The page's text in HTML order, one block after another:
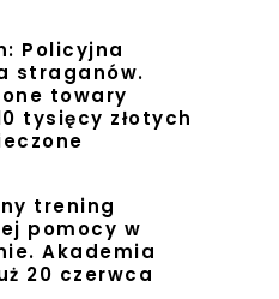
Policyjna
straganów.
towary
tysięcy złotych
trening
pomocy w
Akademia
20 czerwca